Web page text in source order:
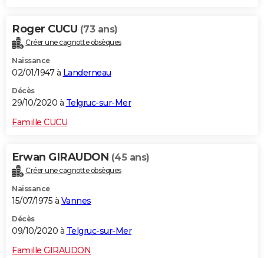
Roger CUCU (73 ans)
Créer une cagnotte obsèques
Naissance
02/01/1947 à Landerneau
Décès
29/10/2020 à Telgruc-sur-Mer
Famille CUCU
Erwan GIRAUDON (45 ans)
Créer une cagnotte obsèques
Naissance
15/07/1975 à Vannes
Décès
09/10/2020 à Telgruc-sur-Mer
Famille GIRAUDON